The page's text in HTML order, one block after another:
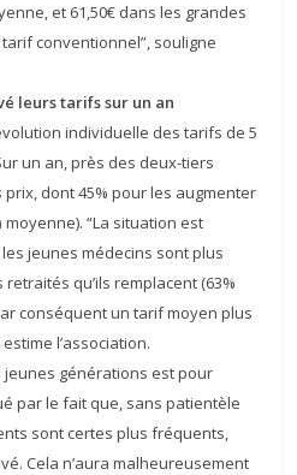
et 61,50€ dans les grandes
conventionnel”, souligne
leurs tarifs sur un an
individuelle des tarifs de 5
un an, près des deux-tiers
dont 45% pour les augmenter
“La situation est
jeunes médecins sont plus
qu’ils remplacent (63%
conséquent un tarif moyen plus
l’association.
jeunes générations est pour
par le fait que, sans patientèle
sont certes plus fréquents,
Cela n’aura malheureusement